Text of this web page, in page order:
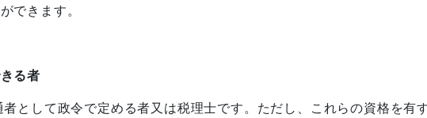
できます。
る者
として政令で定める者又は税理士です。ただし、これらの資格を有